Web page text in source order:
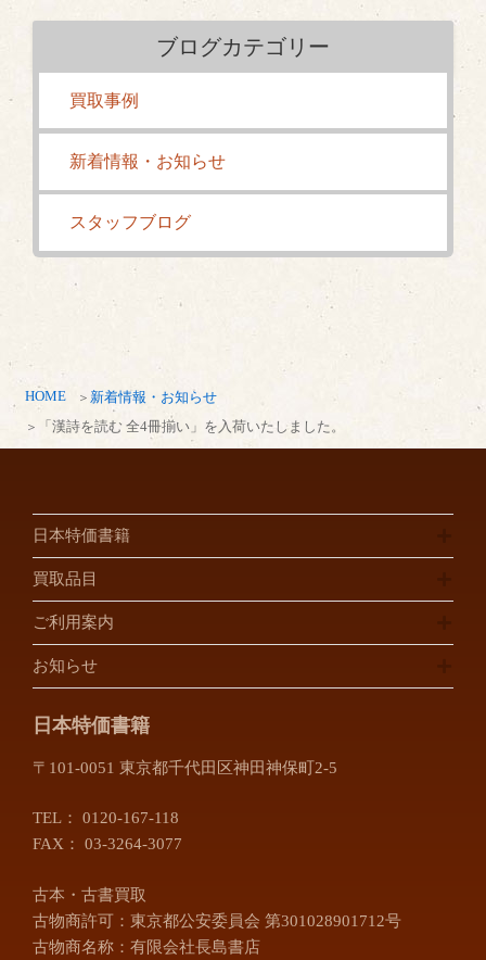
HOME
新着情報・お知らせ
「漢詩を読む 全4冊揃い」を入荷いたしました。
ブログカテゴリー
買取事例
新着情報・お知らせ
スタッフブログ
日本特価書籍
買取品目
ご利用案内
お知らせ
日本特価書籍
〒101-0051 東京都千代田区神田神保町2-5
TEL： 0120-167-118
FAX： 03-3264-3077
古本・古書買取
古物商許可：東京都公安委員会 第301028901712号
古物商名称：有限会社長島書店